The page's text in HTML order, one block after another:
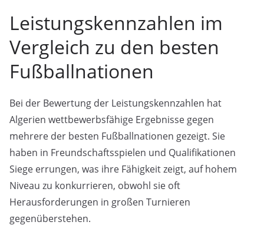
Leistungskennzahlen im
Vergleich zu den besten
Fußballnationen
Bei der Bewertung der Leistungskennzahlen hat
Algerien wettbewerbsfähige Ergebnisse gegen
mehrere der besten Fußballnationen gezeigt. Sie
haben in Freundschaftsspielen und Qualifikationen
Siege errungen, was ihre Fähigkeit zeigt, auf hohem
Niveau zu konkurrieren, obwohl sie oft
Herausforderungen in großen Turnieren
gegenüberstehen.